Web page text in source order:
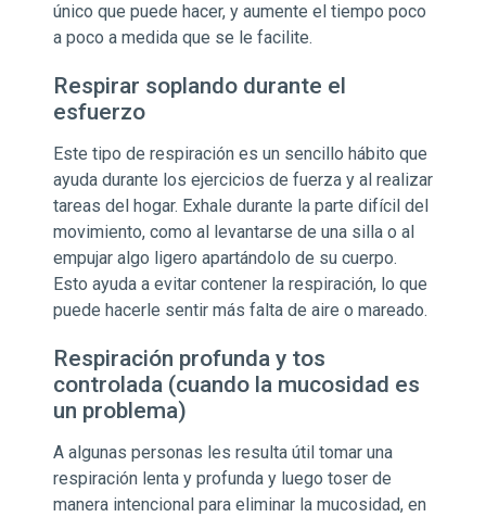
único que puede hacer, y aumente el tiempo poco
a poco a medida que se le facilite.
Respirar soplando durante el
esfuerzo
Este tipo de respiración es un sencillo hábito que
ayuda durante los ejercicios de fuerza y al realizar
tareas del hogar. Exhale durante la parte difícil del
movimiento, como al levantarse de una silla o al
empujar algo ligero apartándolo de su cuerpo.
Esto ayuda a evitar contener la respiración, lo que
puede hacerle sentir más falta de aire o mareado.
Respiración profunda y tos
controlada (cuando la mucosidad es
un problema)
A algunas personas les resulta útil tomar una
respiración lenta y profunda y luego toser de
manera intencional para eliminar la mucosidad, en